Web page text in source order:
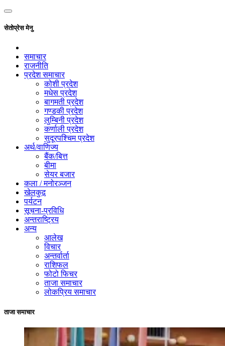
सेतोप्रेस मेनु
समाचार
राजनीति
प्रदेश समाचार
कोशी प्रदेश
मधेस प्रदेश
बागमती प्रदेश
गण्डकी प्रदेश
लुम्बिनी प्रदेश
कर्णाली प्रदेश
सुदूरपश्चिम प्रदेश
अर्थ/वाणिज्य
बैंक/बित्त
बीमा
सेयर बजार
कला / मनोरञ्जन
खेलकुद़़
पर्यटन
सूचना-प्रविधि
अन्तराष्ट्रिय
अन्य
आलेख
विचार
अन्तर्वार्ता
राशिफल
फोटो फिचर
ताजा समाचार
लोकप्रिय समाचार
ताजा समाचार